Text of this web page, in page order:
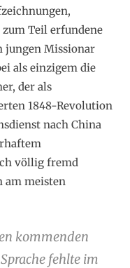
Teil erfundene
jungen Missionar
als einzigem die
der als
1848-Revolution
nach China
völlig fremd
am meisten
kommenden
fehlte im